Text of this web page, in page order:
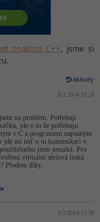
SEO
znalostí C++, jsme si
Aktivity
6.5.2014 11:24
na problém. Potřebuji
jde o to že potřebuju
v C a programem napsaným
jde mi teď o tu komunikaci v
jsem nenašel. Pro
virtuální sériová linka.
Předem díky.
6.5.2014 13:58